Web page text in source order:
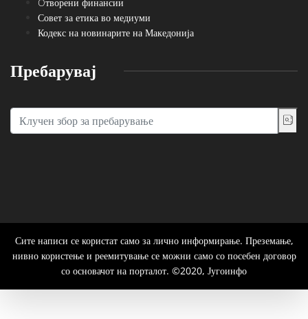
Oтворени финансии
Совет за етика во медиуми
Кодекс на новинарите на Македонија
Пребарувај
Сите написи се користат само за лично информирање. Преземање,
нивно користење и реемитување се можни само со посебен договор
со основачот на порталот. ©2020, Југоинфо